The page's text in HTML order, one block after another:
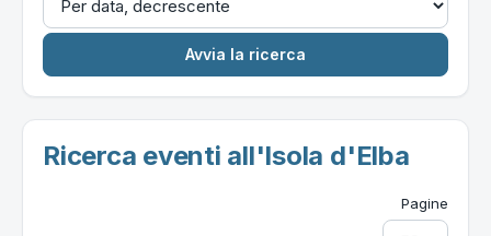
Ricerca eventi all'Isola d'Elba
Pagine